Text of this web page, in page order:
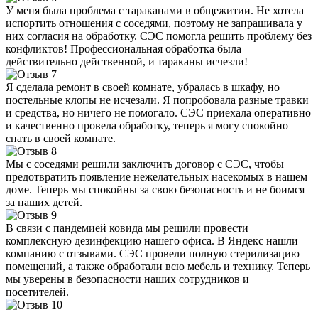
У меня была проблема с тараканами в общежитии. Не хотела
испортить отношения с соседями, поэтому не запрашивала у
них согласия на обработку. СЭС помогла решить проблему без
конфликтов! Профессиональная обработка была
действительно действенной, и тараканы исчезли!
Я сделала ремонт в своей комнате, убралась в шкафу, но
постельные клопы не исчезали. Я попробовала разные травки
и средства, но ничего не помогало. СЭС приехала оперативно
и качественно провела обработку, теперь я могу спокойно
спать в своей комнате.
Мы с соседями решили заключить договор с СЭС, чтобы
предотвратить появление нежелательных насекомых в нашем
доме. Теперь мы спокойны за свою безопасность и не боимся
за наших детей.
В связи с пандемией ковида мы решили провести
комплексную дезинфекцию нашего офиса. В Яндекс нашли
компанию с отзывами. СЭС провели полную стерилизацию
помещений, а также обработали всю мебель и технику. Теперь
мы уверены в безопасности наших сотрудников и
посетителей.